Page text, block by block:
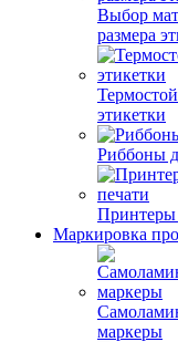
Выбор
размера
этикетки
Риббоны
Принтеры
Маркировка
маркеры